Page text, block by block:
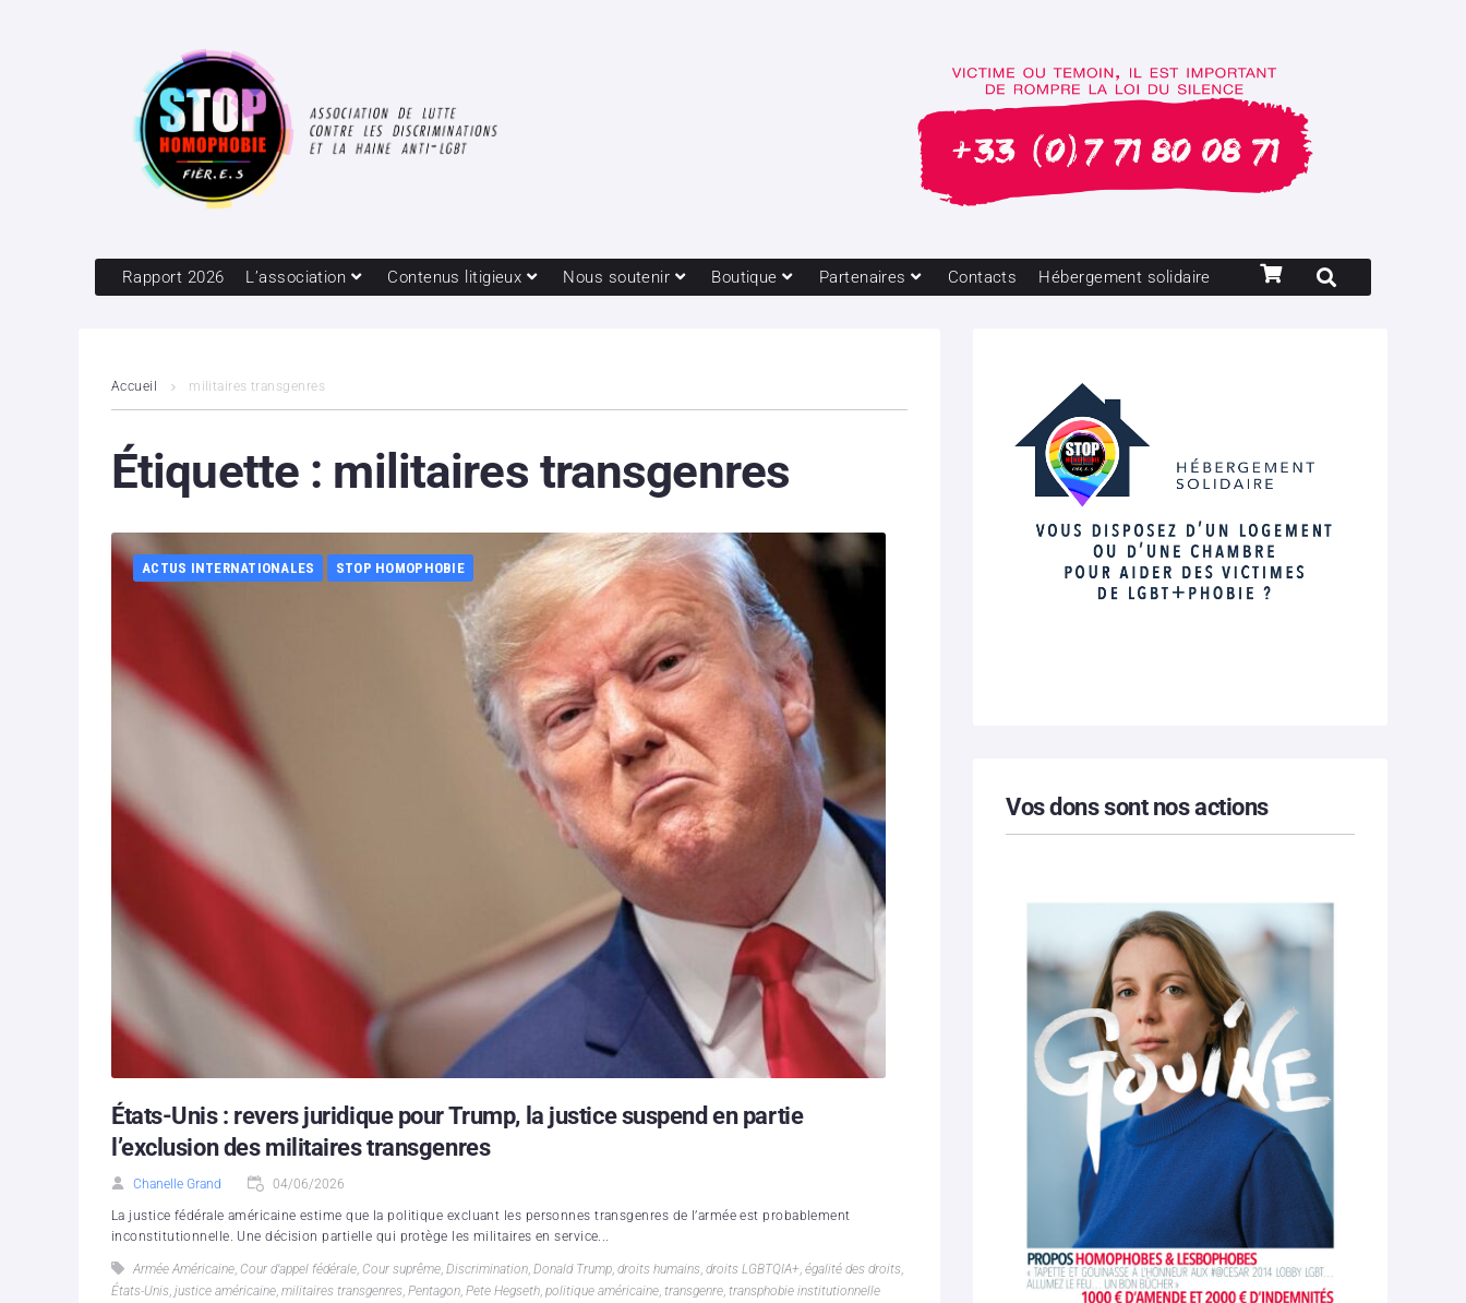
Rapport 2026 L’association Contenus litigieux Nous soutenir Boutique Partenaires Contacts Hébergement solidaire
Accueil militaires transgenres
Étiquette : militaires transgenres
ACTUS INTERNATIONALES STOP HOMOPHOBIE
États-Unis : revers juridique pour Trump, la justice suspend en partie
l’exclusion des militaires transgenres
Chanelle Grand 04/06/2026
La justice fédérale américaine estime que la politique excluant les personnes transgenres de l’armée est probablement
inconstitutionnelle. Une décision partielle qui protège les militaires en service...
Armée Américaine, Cour d’appel fédérale, Cour suprême, Discrimination, Donald Trump, droits humains, droits LGBTQIA+, égalité des droits,
États-Unis, justice américaine, militaires transgenres, Pentagon, Pete Hegseth, politique américaine, transgenre, transphobie institutionnelle
Vos dons sont nos actions